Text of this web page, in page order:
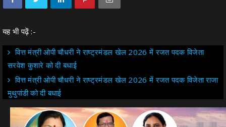
यह भी पढ़ें :-
वित्त मंत्री ओपी चौधरी ने राष्ट्रमंडल खेल 2026 में रजत पदक विजेता
सरवेश कुशारे को दी बधाई
वित्त मंत्री ओपी चौधरी ने राष्ट्रमंडल खेल 2026 में रजत पदक विजेता राजा
मुथुपांडी को दी बधाई